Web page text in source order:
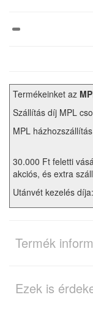
Termékeinket az
Szállítás díj MPL
MPL
30.000 Ft feletti
akciós, és extra
Utánvét kezelés
Termék
Ezek is